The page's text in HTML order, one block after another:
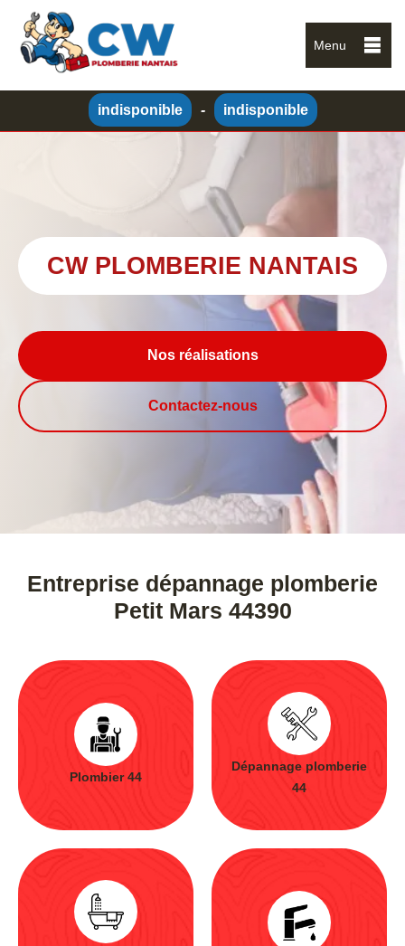
Menu
indisponible - indisponible
CW PLOMBERIE NANTAIS
Nos réalisations
Contactez-nous
Entreprise dépannage plomberie
Petit Mars 44390
Plombier 44
Dépannage plomberie
44